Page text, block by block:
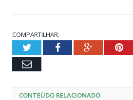
COMPARTILHAR:
TwitterFacebookGoogle+
Email
CONTEÚDO RELACIONADO